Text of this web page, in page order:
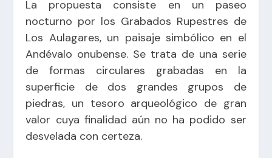
La propuesta consiste en un paseo
nocturno por los Grabados Rupestres de
Los Aulagares, un paisaje simbólico en el
Andévalo onubense. Se trata de una serie
de formas circulares grabadas en la
superficie de dos grandes grupos de
piedras, un tesoro arqueológico de gran
valor cuya finalidad aún no ha podido ser
desvelada con certeza.